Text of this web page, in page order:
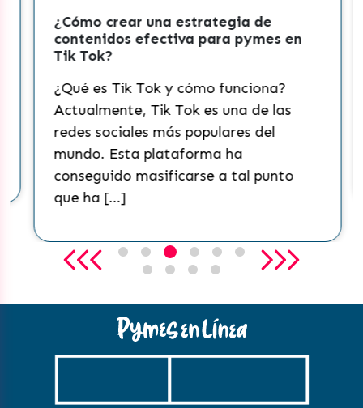
¿Cómo crear una estrategia de
contenidos efectiva para pymes en
Tik Tok?
¿Qué es Tik Tok y cómo funciona?
Actualmente, Tik Tok es una de las
redes sociales más populares del
mundo. Esta plataforma ha
conseguido masificarse a tal punto
que ha […]